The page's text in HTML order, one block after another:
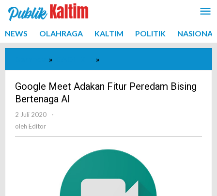
Lewati
konten
NEWS OLAHRAGA KALTIM POLITIK NASIONAL
» »
Meet
Adakan
Google Meet Adakan Fitur Peredam Bising
Bertenaga AI
2 Juli 2020
oleh
-
oleh Editor